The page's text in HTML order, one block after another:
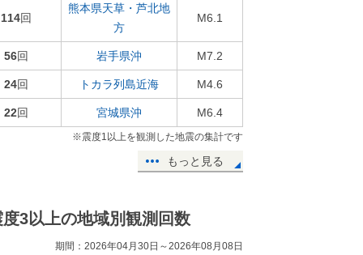
114回
熊本県天草・芦北地
方
M6.1
56回 岩手県沖 M7.2
24回 トカラ列島近海 M4.6
22回 宮城県沖 M6.4
※震度1以上を観測した地震の集計です
もっと見る
度3以上の地域別観測回数
期間：2026年04月30日～2026年08月08日